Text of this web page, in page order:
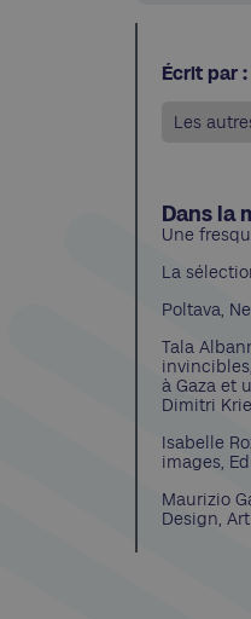
Écrit par
Les
Dans la
Une
La
Poltava,
Tala
à Gaza et
Dimitri
Isabelle
images,
Maurizio
Design, Art